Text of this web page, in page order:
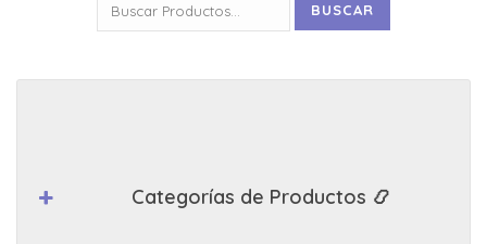
por:
BUSCAR
Categorías de Productos 📿